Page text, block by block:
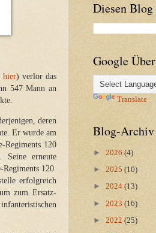
hier) verlor das
547 Mann an
deren
Er wurde am
Regiments 120
Seine erneute
120.
erfolgreich
zum Ersatz-
Diesen Blog
Google
Translate
Blog-Archiv
► 2026 (4)
► 2025 (10)
► 2024 (13)
► 2023 (16)
► 2022 (25)